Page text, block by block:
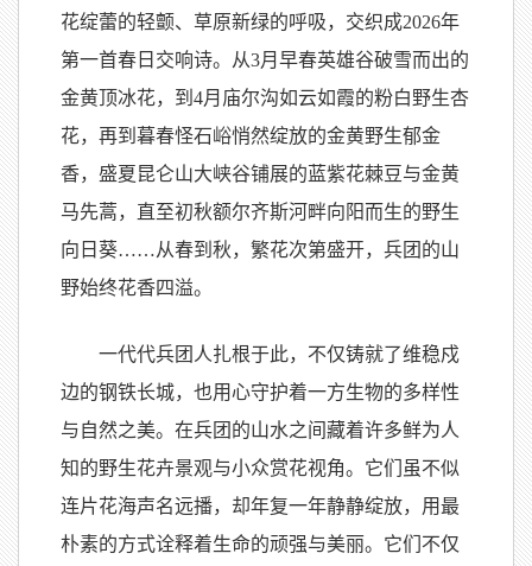
花绽蕾的轻颤、草原新绿的呼吸，交织成2026年
第一首春日交响诗。从3月早春英雄谷破雪而出的
金黄顶冰花，到4月庙尔沟如云如霞的粉白野生杏
花，再到暮春怪石峪悄然绽放的金黄野生郁金
香，盛夏昆仑山大峡谷铺展的蓝紫花棘豆与金黄
马先蒿，直至初秋额尔齐斯河畔向阳而生的野生
向日葵……从春到秋，繁花次第盛开，兵团的山
野始终花香四溢。
一代代兵团人扎根于此，不仅铸就了维稳戍
边的钢铁长城，也用心守护着一方生物的多样性
与自然之美。在兵团的山水之间藏着许多鲜为人
知的野生花卉景观与小众赏花视角。它们虽不似
连片花海声名远播，却年复一年静静绽放，用最
朴素的方式诠释着生命的顽强与美丽。它们不仅